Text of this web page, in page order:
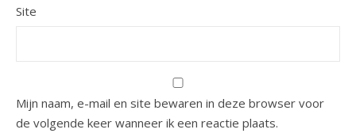
Site
Mijn naam, e-mail en site bewaren in deze browser voor
de volgende keer wanneer ik een reactie plaats.